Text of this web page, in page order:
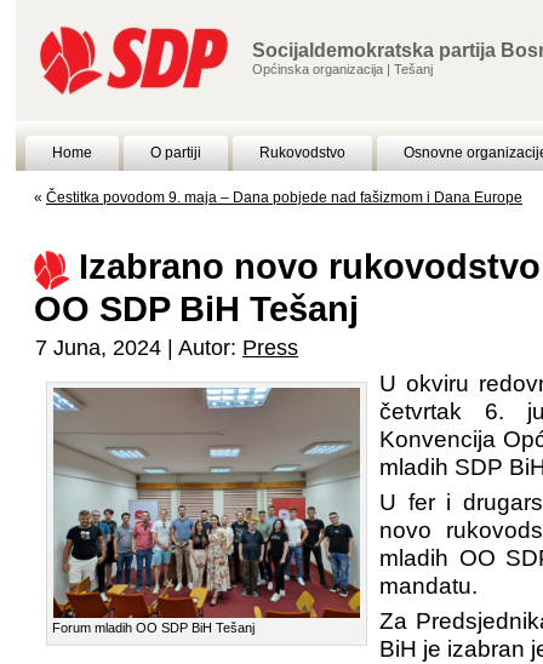
Socijaldemokratska partija
Općinska organizacija | Tešanj
Home O partiji Rukovodstvo Osnovne
« Čestitka povodom 9. maja – Dana pobjede nad fašizmom i Dana Europe
Izabrano novo
OO SDP BiH Tešanj
7 Juna, 2024 | Autor: Press
Forum mladih OO SDP BiH Tešanj
U okviru
četvrtak 6.
Konvencija
mladih SDP
U fer i
novo
mladih OO
mandatu.
Za
BiH je izabran